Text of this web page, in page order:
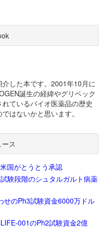
した本です。2001年10月に
誕生の経緯やグリベック
ているバイオ医薬品の歴史
はないかと思います。
ス
国がとうとう承認
験段階のシュタルガルト病薬
せのPh3試験資金6000万ドル
001のPh2試験資金2億